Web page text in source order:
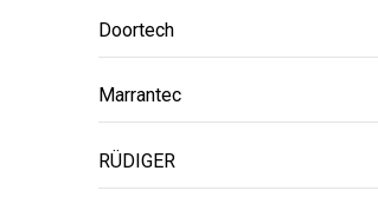
Doortech
Marrantec
RÜDIGER